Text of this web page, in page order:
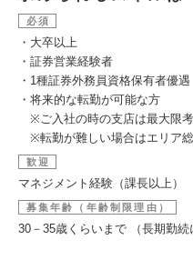
必須
・大卒以上
・証券営業経験者
・1種証券外務員資格保有者優遇
・将来的な転勤が可能な方
※ご入社の時の支店は最大限
※転勤が難しい場合はエリア
歓迎
マネジメント経験（課長以上）
募集年齢（年齢制限理由）
30－35歳くらいまで （長期勤続